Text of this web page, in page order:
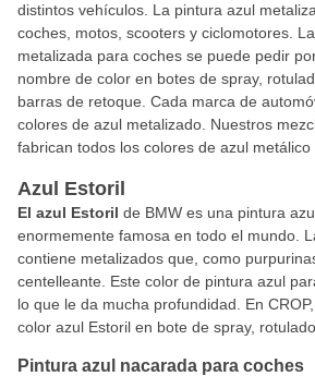
distintos vehículos. La pintura azul
coches, motos, scooters y ciclomotores.
metalizada para coches se puede pedir
nombre de color en botes de spray,
barras de retoque. Cada marca de
colores de azul metalizado. Nuestros
fabrican todos los colores de azul metálico
Azul Estoril
El azul Estoril de BMW es una pintura
enormemente famosa en todo el mundo.
contiene metalizados que, como
centelleante. Este color de pintura azul
lo que le da mucha profundidad. En
color azul Estoril en bote de spray,
Pintura azul nacarada para coches